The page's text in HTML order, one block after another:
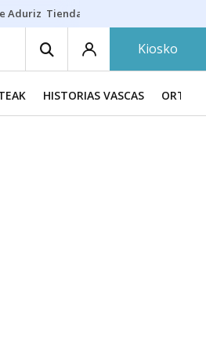
Aduriz Tienda de zapatillas
Kiosko
HISTORIAS VASCAS